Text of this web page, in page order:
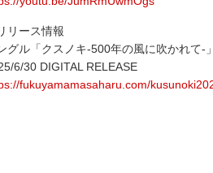
リース情報
グル「クスノキ-500年の風に吹かれて-」
6/30 DIGITAL RELEASE
fukuyamamasaharu.com/